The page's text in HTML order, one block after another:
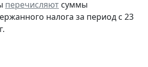
перечисляют суммы
налога за период с 23